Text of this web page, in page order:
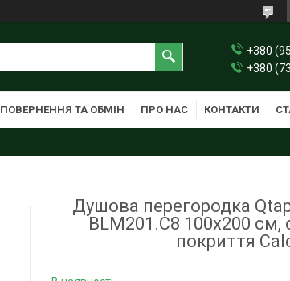
+380
+380
ПОВЕРНЕННЯ ТА ОБМІН ПРО НАС КОНТАКТИ
Душова перегородка
BLM201.C8 100х200
покриття